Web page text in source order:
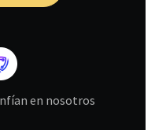
en nosotros